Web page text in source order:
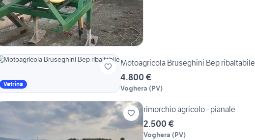
Vetrina
Motoagricola Bruseghini Bep ribaltabile
4.800 €
Voghera (PV)
rimorchio agricolo - pianale
2.500 €
Voghera (PV)